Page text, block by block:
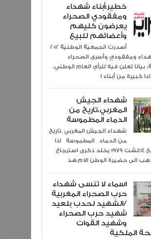
خطير:أبناء شهداء
ومفقودي الصحراء
يعرضون كليهم
وأعضائهم للبيع
2012 أصدرت الجمعية الوطنية
ومفقودي وأسرى الصحراء
بيانا تعلن فيه للرأي العام الوطني،
شهداء الجيش
المغربي،تاريخ من
الدماء المطموسة
شهداء الجيش المغربي ،تاريخ
من الدماء المطموسة اذا
كان تاريخ 14غشت 1979 يخلد ذكرى استرجاع
اسماء لا تنسى شهداء
حرب الصحراء المغربية
/الشهيد لحدب بلعيد
شهيد حرب الصحراء
وشهيد القوات
الملكية